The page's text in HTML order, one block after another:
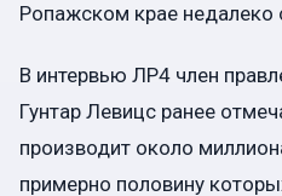
Ропажском крае недалеко
В интервью ЛР4 член
Гунтар Левицс ранее
производит около
примерно половину